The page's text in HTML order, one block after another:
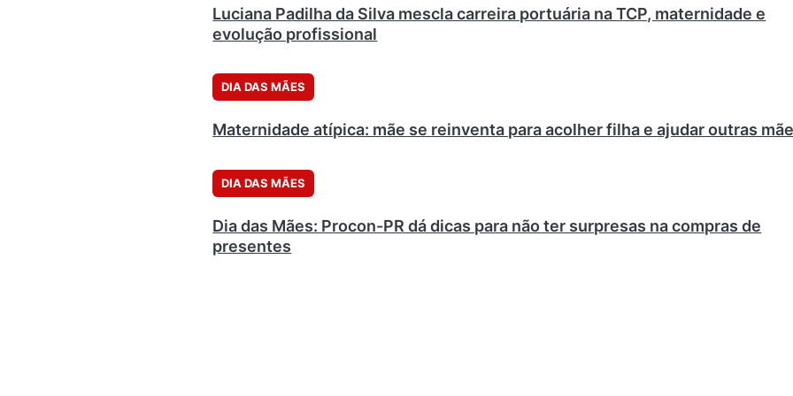
Luciana Padilha da Silva mescla carreira portuária na TCP, maternidade e
evolução profissional
DIA DAS MÃES
Maternidade atípica: mãe se reinventa para acolher filha e ajudar outras
DIA DAS MÃES
Dia das Mães: Procon-PR dá dicas para não ter surpresas na compras de
presentes